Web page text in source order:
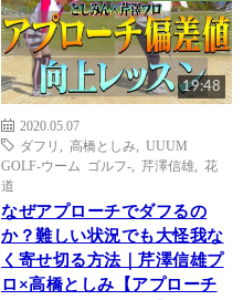
19:48
2020.05.07
ダフリ
高橋としみ
UUUM
GOLF-ウーム ゴルフ-
芹澤信雄
花
道
なぜアプローチでダフるの
か？難しい状況でも大怪我な
く寄せ切る方法｜芹澤信雄プ
ロ×高橋としみ【アプローチ